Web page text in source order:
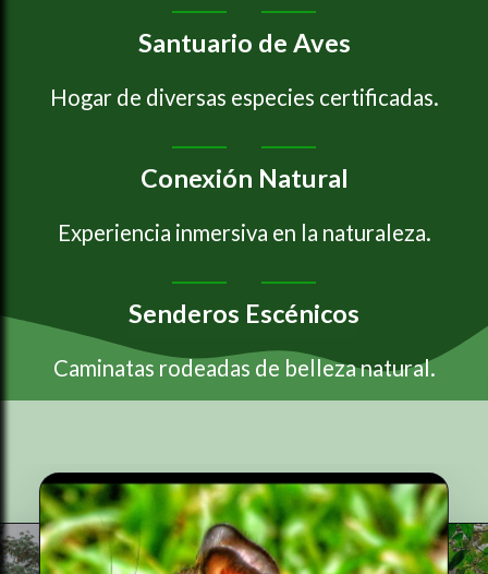
Santuario de Aves
Hogar de diversas especies certificadas.
Conexión Natural
Experiencia inmersiva en la naturaleza.
Senderos Escénicos
Caminatas rodeadas de belleza natural.